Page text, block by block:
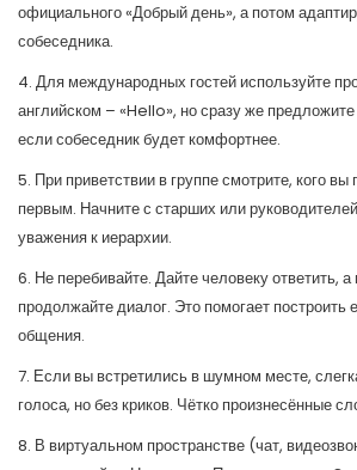
официального «Добрый день», а потом
собеседника.
4. Для международных гостей используйте
английском – «Hello», но сразу же предложите
если собеседник будет комфортнее.
5. При приветствии в группе смотрите, кого вы
первым. Начните с старших или
уважения к иерархии.
6. Не перебивайте. Дайте человеку ответить,
продолжайте диалог. Это помогает построить
общения.
7. Если вы встретились в шумном месте,
голоса, но без криков. Чётко произнесённые
8. В виртуальном пространстве (чат,